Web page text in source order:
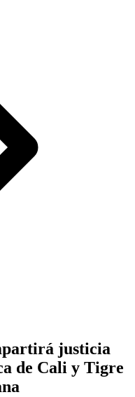
justicia
de Cali y Tigre